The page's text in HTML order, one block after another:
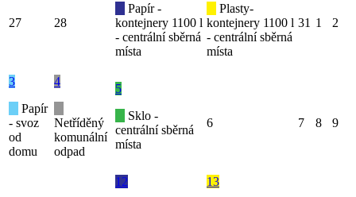
27 28
Papír -
kontejnery 1100 l
- centrální sběrná
místa
Plasty-
kontejnery 1100 l
- centrální sběrná
místa
31 1 2
3
Papír
- svoz
od
domu
4
Netříděný
komunální
odpad
5
Sklo -
centrální sběrná
místa
6 7 8 9
12
13